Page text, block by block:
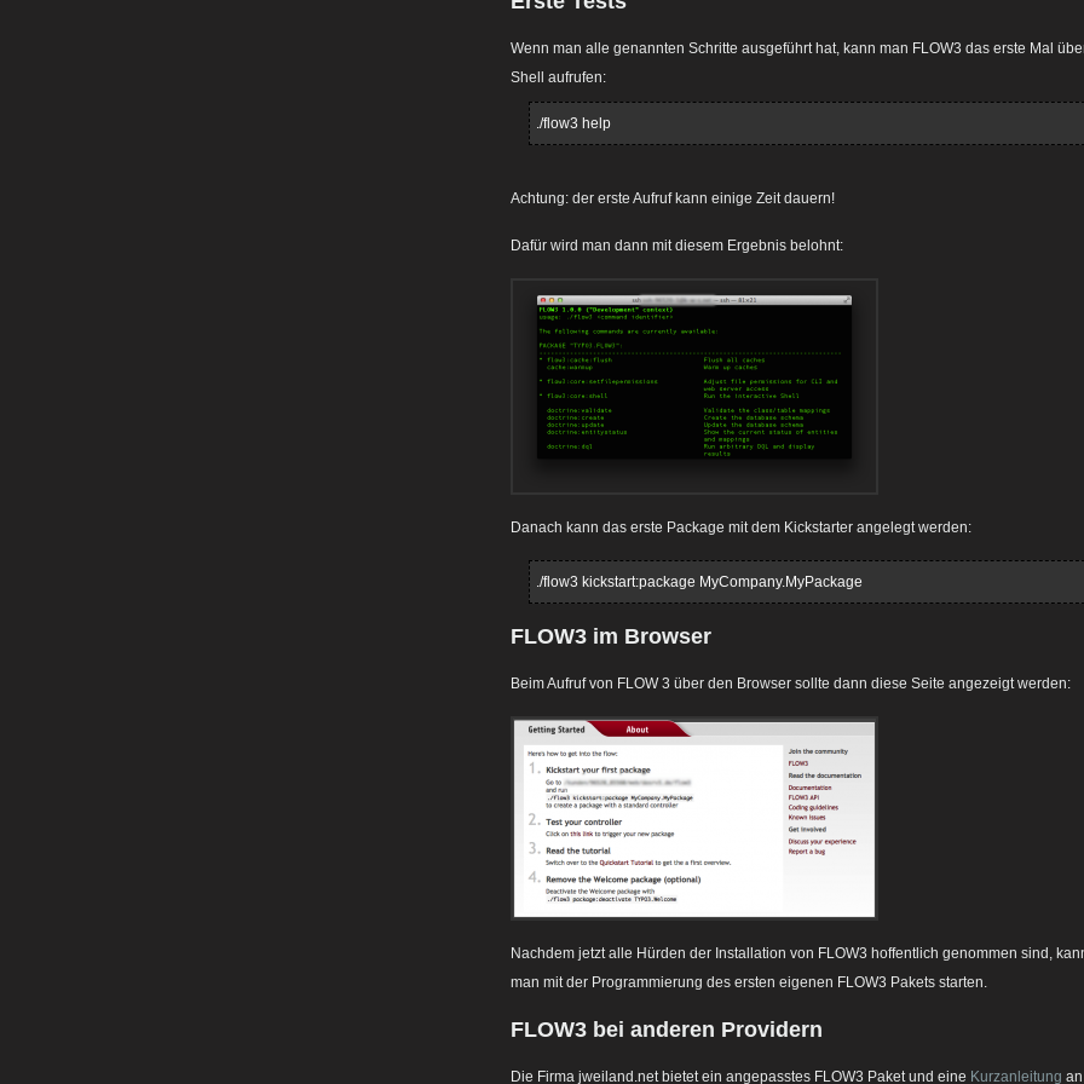
Wenn man alle genannten Schritte ausgeführt hat, kann man FLOW3 das erste Mal
Shell aufrufen:
./flow3 help
Achtung: der erste Aufruf kann einige Zeit dauern!
Dafür wird man dann mit diesem Ergebnis belohnt:
Danach kann das erste Package mit dem Kickstarter angelegt werden:
./flow3 kickstart:package MyCompany.MyPackage
FLOW3 im Browser
Beim Aufruf von FLOW 3 über den Browser sollte dann diese Seite angezeigt werden:
Nachdem jetzt alle Hürden der Installation von FLOW3 hoffentlich genommen sind,
man mit der Programmierung des ersten eigenen FLOW3 Pakets starten.
FLOW3 bei anderen Providern
Die Firma jweiland.net bietet ein angepasstes FLOW3 Paket und eine Kurzanleitung